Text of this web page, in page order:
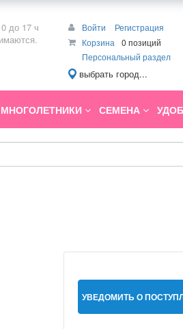
до 17 ч
Войти
Регистрация
Корзина
0 позиций
Персональный раздел
выбрать город...
МНОГОЛЕТНИКИ СЕМЕНА
УВЕДОМИТЬ О